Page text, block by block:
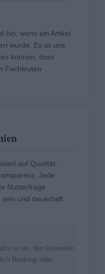
hin, wenn ein Artikel
wurde. Es ist uns
können, dass
Fachleuten
auf Qualität,
Jede
Nutzerfrage
und dauerhaft
ist es, den Lesenden
Ranking- oder